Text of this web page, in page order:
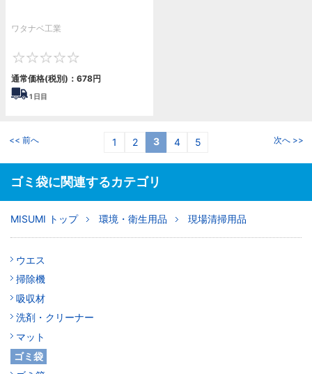
ワタナベ工業
通常価格(税別)： 678円
1 日目
<< 前へ 1 2 3 4 5 次へ >>
ゴミ袋に関連するカテゴリ
MISUMI トップ 環境・衛生用品 現場清掃用品
ウエス
掃除機
吸収材
洗剤・クリーナー
マット
ゴミ袋